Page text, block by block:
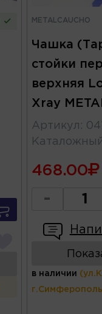
METALCAUCHO
Чашка
стойки
верхняя
Xray
Артикул :
468.00
-
в наличии